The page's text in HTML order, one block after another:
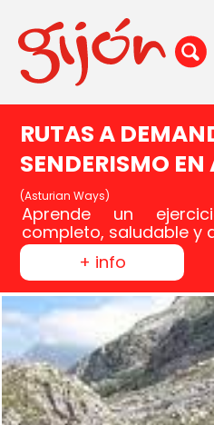
RUTAS A
SENDERISMO EN
(Asturian Ways)
Aprende un
completo, saludable y
+ info